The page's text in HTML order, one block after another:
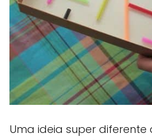
Uma ideia super diferente